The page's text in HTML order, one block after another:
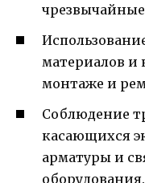
материалов
монтаже и
Соблюдение
касающихся
арматуры и
оборудования.